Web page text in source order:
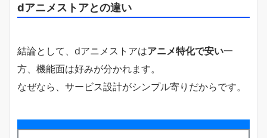
dアニメストアとの違い
結論として、dアニメストアはアニメ特化で安い一
方、機能面は好みが分かれます。
なぜなら、サービス設計がシンプル寄りだからです。